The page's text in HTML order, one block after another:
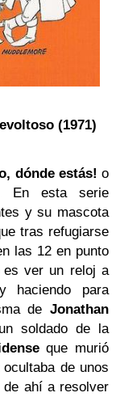
(1971)
dónde estás! o
En esta serie
y su mascota
tras refugiarse
las 12 en punto
ver un reloj a
haciendo para
de Jonathan
soldado de la
que murió
de unos
de ahí a resolver